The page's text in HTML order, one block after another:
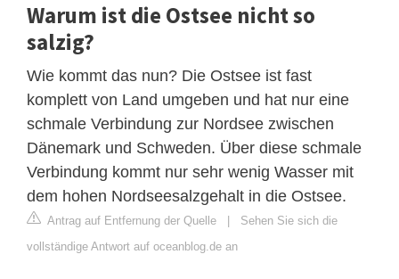
Warum ist die Ostsee nicht so
salzig?
Wie kommt das nun? Die Ostsee ist fast
komplett von Land umgeben und hat nur eine
schmale Verbindung zur Nordsee zwischen
Dänemark und Schweden. Über diese schmale
Verbindung kommt nur sehr wenig Wasser mit
dem hohen Nordseesalzgehalt in die Ostsee.
Antrag auf Entfernung der Quelle
Sehen Sie sich die
vollständige Antwort auf oceanblog.de an